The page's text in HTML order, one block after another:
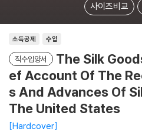
사이즈비교
소득공제 수입
직수입양서
The Silk
ef Account Of The
s And Advances Of
The United States
Hardcover